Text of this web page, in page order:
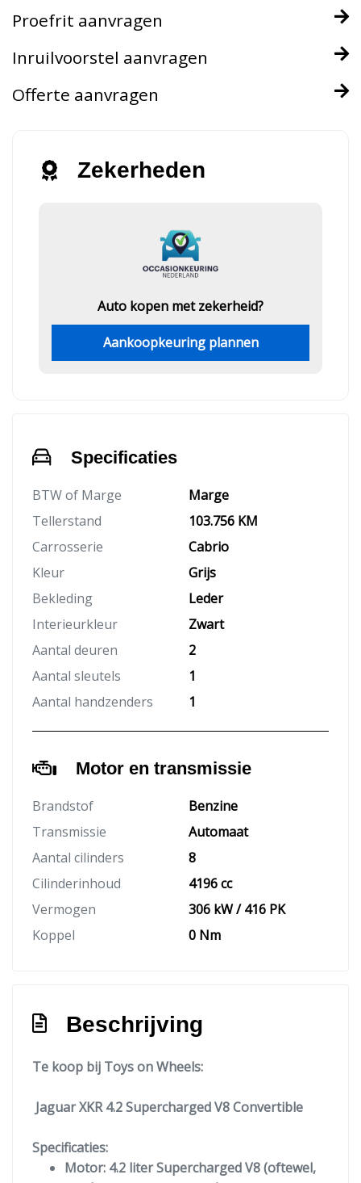
Proefrit aanvragen
Inruilvoorstel aanvragen
Offerte aanvragen
Zekerheden
Auto kopen met zekerheid?
Aankoopkeuring plannen
Specificaties
BTW of Marge
Marge
Tellerstand
103.756 KM
Carrosserie
Cabrio
Kleur
Grijs
Bekleding
Leder
Interieurkleur
Zwart
Aantal deuren
2
Aantal sleutels
1
Aantal handzenders
1
Motor en transmissie
Brandstof
Benzine
Transmissie
Automaat
Aantal cilinders
8
Cilinderinhoud
4196 cc
Vermogen
306 kW / 416 PK
Koppel
0 Nm
Beschrijving
Te koop bij Toys on Wheels:
Jaguar XKR 4.2 Supercharged V8 Convertible
Specificaties:
Motor: 4.2 liter Supercharged V8 (oftewel,